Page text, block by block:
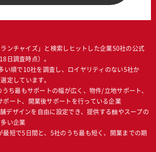
ンチャイズ」と検索しヒットした企業50社の公式
日調査時点）。
い順で10社を調査し、ロイヤリティのない5社か
定しています。
ち最もサポートの幅が広く、物件/立地サポート、
ポート、開業後サポートを行っている企業
デザインを自由に設定でき、提供する麵やスープの
い企業
短で5日間と、5社のうち最も短く、開業までの期